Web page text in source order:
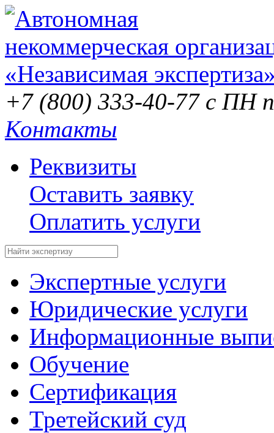
+7 (800) 333-40-77 с ПН
Контакты
Реквизиты
Оставить заявку
Оплатить услуги
Экспертные услуги
Юридические услуги
Информационные
Обучение
Сертификация
Третейский суд